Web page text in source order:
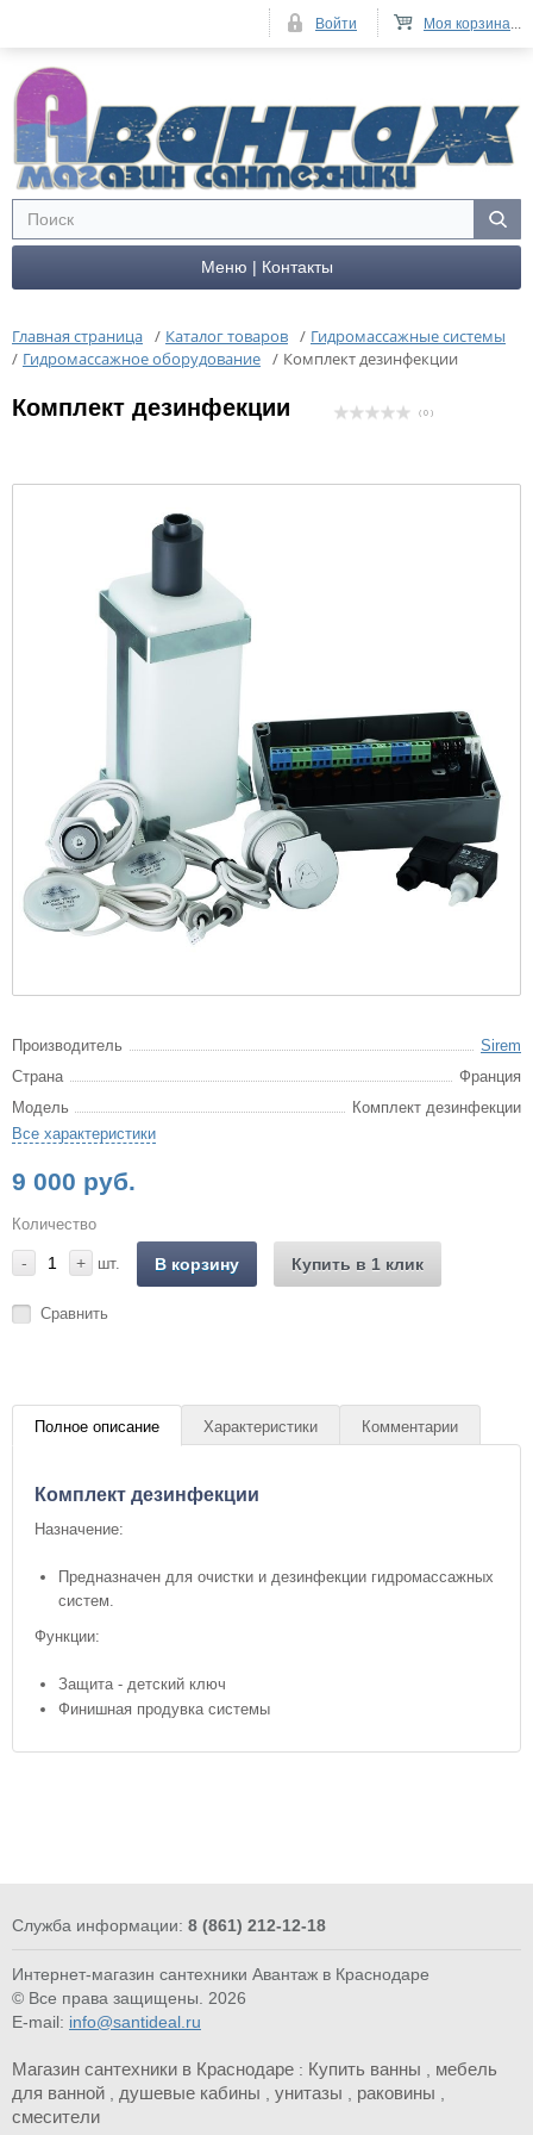
Меню | Контакты
Главная страница / Каталог товаров / Гидромассажные системы
/ Гидромассажное оборудование / Комплект дезинфекции
Комплект дезинфекции ( 0 )
Производитель
Sirem
Страна
Франция
Модель
Комплект дезинфекции
Все характеристики
9 000 руб.
Количество
- + шт. В корзину Купить в 1 клик
Сравнить
Полное описание Характеристики Комментарии
Комплект дезинфекции
Назначение:
Предназначен для очистки и дезинфекции гидромассажных
систем.
Функции:
Защита - детский ключ
Финишная продувка системы
Служба информации: 8 (861) 212-12-18
Интернет-магазин сантехники Авантаж в Краснодаре
© Все права защищены. 2026
E-mail: info@santideal.ru
Магазин сантехники в Краснодаре : Купить ванны , мебель
для ванной , душевые кабины , унитазы , раковины ,
смесители
Моя корзина...
Войти